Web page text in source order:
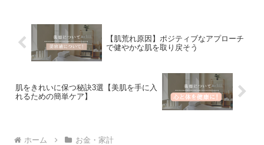
【肌荒れ原因】ポジティブなアプローチ
で健やかな肌を取り戻そう
肌をきれいに保つ秘訣3選【美肌を手に入
れるための簡単ケア】
ホーム お金・家計